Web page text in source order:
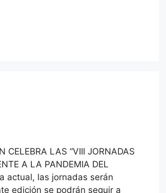
CELEBRA LAS “VIII JORNADAS
A LA PANDEMIA DEL
actual, las jornadas serán
edición se podrán seguir a